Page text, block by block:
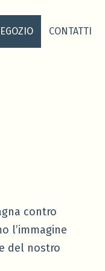
CONTATTI
contro
l’immagine
del nostro